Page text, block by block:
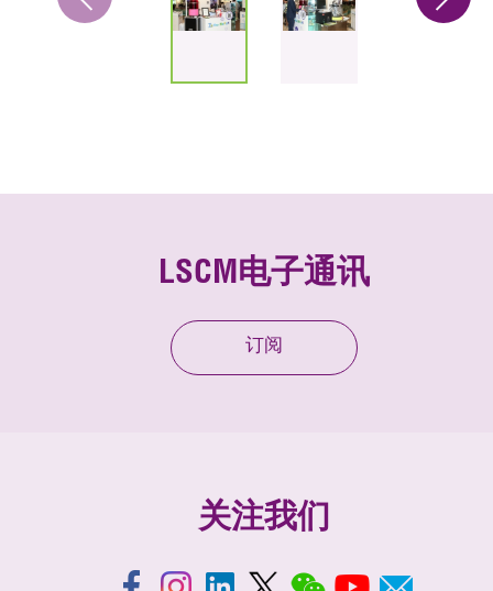
LSCM电子通讯
订阅
关注我们